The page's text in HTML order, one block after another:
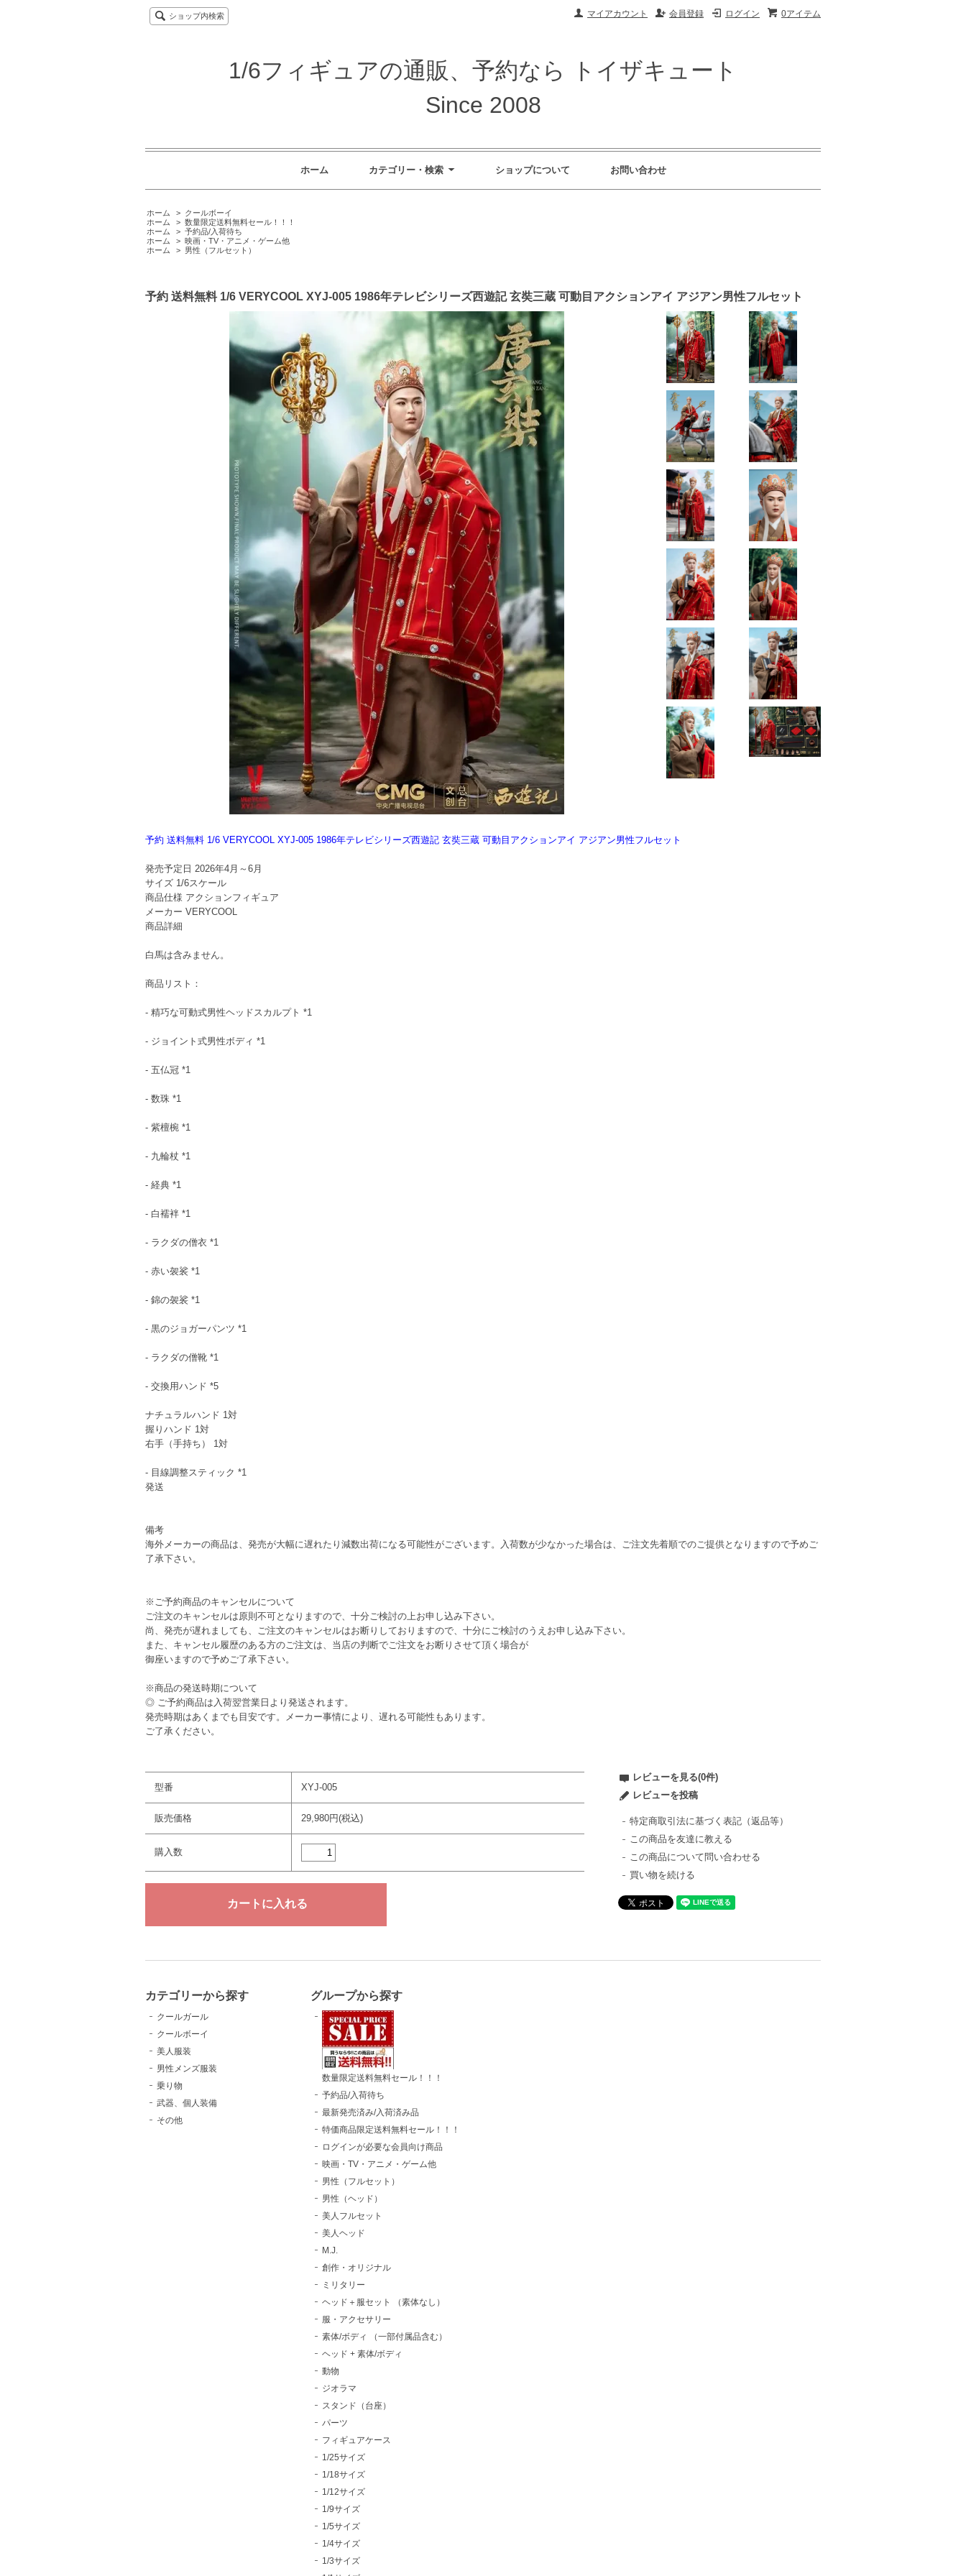
0アイテム
ログイン
会員登録
マイアカウント
ショップ内検索
1/6フィギュアの通販、予約なら トイザキュート
Since 2008
ホーム カテゴリー・検索 ショップについて お問い合わせ
ホーム > クールボーイ
ホーム
> 数量限定送料無料セール！！！
ホーム
> 予約品/入荷待ち
ホーム
> 映画・TV・アニメ・ゲーム他
ホーム
> 男性（フルセット）
予約 送料無料 1/6 VERYCOOL XYJ-005 1986年テレビシリーズ西遊記 玄奘三蔵 可動目アクションアイ アジアン男性フルセット
予約 送料無料 1/6 VERYCOOL XYJ-005 1986年テレビシリーズ西遊記 玄奘三蔵 可動目アクションアイ アジアン男性フルセット
発売予定日 2026年4月～6月
サイズ 1/6スケール
商品仕様 アクションフィギュア
メーカー VERYCOOL
商品詳細
白馬は含みません。
商品リスト：
- 精巧な可動式男性ヘッドスカルプト *1
- ジョイント式男性ボディ *1
- 五仏冠 *1
- 数珠 *1
- 紫檀椀 *1
- 九輪杖 *1
- 経典 *1
- 白襦袢 *1
- ラクダの僧衣 *1
- 赤い袈裟 *1
- 錦の袈裟 *1
- 黒のジョガーパンツ *1
- ラクダの僧靴 *1
- 交換用ハンド *5
ナチュラルハンド 1対
握りハンド 1対
右手（手持ち） 1対
- 目線調整スティック *1
発送
備考
海外メーカーの商品は、発売が大幅に遅れたり減数出荷になる可能性がございます。入荷数が少なかった場合は、ご注文先着順でのご提供となりますので予めご
了承下さい。
※ご予約商品のキャンセルについて
ご注文のキャンセルは原則不可となりますので、十分ご検討の上お申し込み下さい。
尚、発売が遅れましても、ご注文のキャンセルはお断りしておりますので、十分にご検討のうえお申し込み下さい。
また、キャンセル履歴のある方のご注文は、当店の判断でご注文をお断りさせて頂く場合が
御座いますので予めご了承下さい。
※商品の発送時期について
◎ ご予約商品は入荷翌営業日より発送されます。
発売時期はあくまでも目安です。メーカー事情により、遅れる可能性もあります。
ご了承ください。
型番 XYJ-005
販売価格 29,980円(税込)
購入数
レビューを見る(0件)
レビューを投稿
特定商取引法に基づく表記（返品等）
この商品を友達に教える
この商品について問い合わせる
買い物を続ける
カテゴリーから探す
クールガール
クールボーイ
美人服装
男性メンズ服装
乗り物
武器、個人装備
その他
グループから探す
数量限定送料無料セール！！！
予約品/入荷待ち
最新発売済み/入荷済み品
特価商品限定送料無料セール！！！
ログインが必要な会員向け商品
映画・TV・アニメ・ゲーム他
男性（フルセット）
男性（ヘッド）
美人フルセット
美人ヘッド
M.J.
創作・オリジナル
ミリタリー
ヘッド＋服セット （素体なし）
服・アクセサリー
素体/ボディ （一部付属品含む）
ヘッド + 素体/ボディ
動物
ジオラマ
スタンド（台座）
パーツ
フィギュアケース
1/25サイズ
1/18サイズ
1/12サイズ
1/9サイズ
1/5サイズ
1/4サイズ
1/3サイズ